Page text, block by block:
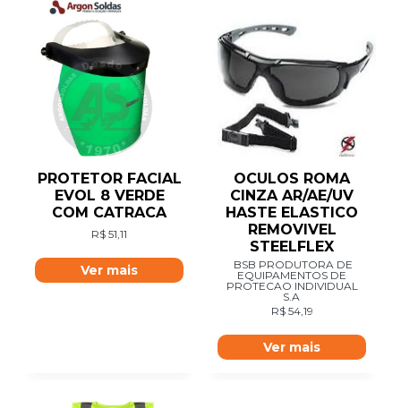
PROTETOR FACIAL
EVOL 8 VERDE
COM CATRACA
R$ 51,11
Ver mais
OCULOS ROMA
CINZA AR/AE/UV
HASTE ELASTICO
REMOVIVEL
STEELFLEX
BSB PRODUTORA DE
EQUIPAMENTOS DE
PROTECAO INDIVIDUAL
S.A
R$54,19
Ver mais